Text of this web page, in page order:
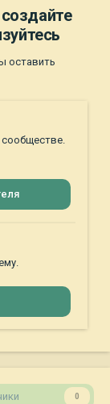
оставить
сообществе.
0